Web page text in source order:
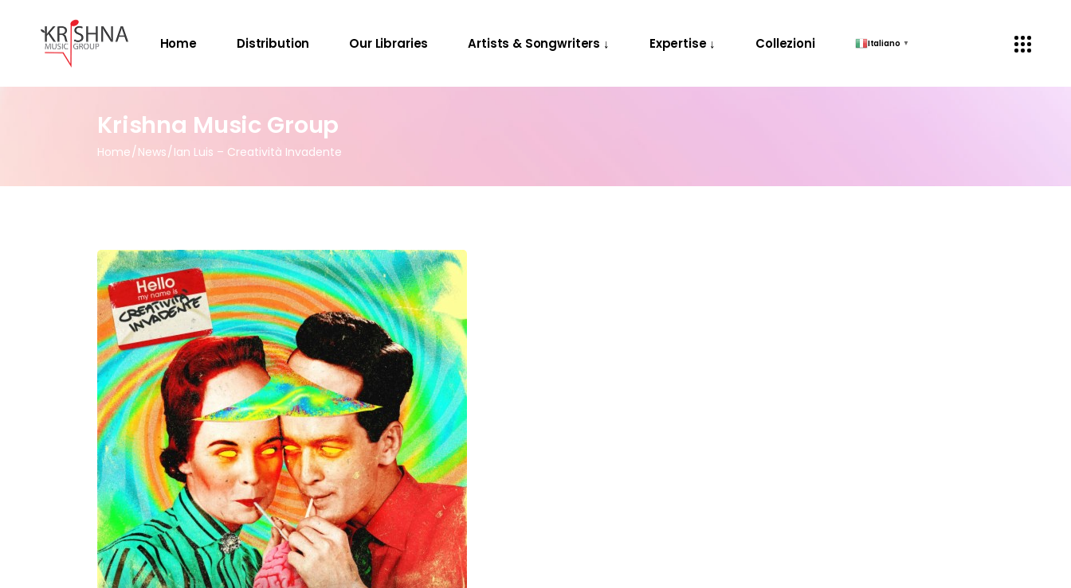
Home Distribution Our Libraries Artists & Songwriters ↓ Expertise ↓ Collezioni Italiano ▼
Projects
Krishna Music Group
Home News Ian Luis – Creatività Invadente